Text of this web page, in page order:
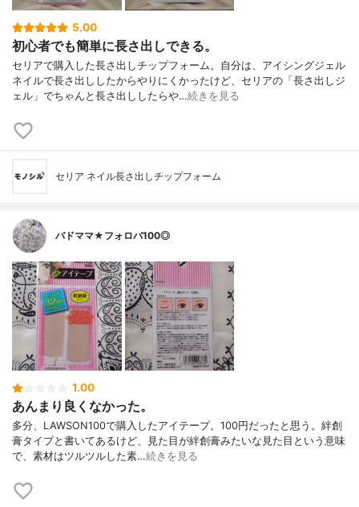
5.00
初心者でも簡単に長さ出しできる。
セリアで購入した長さ出しチップフォーム。自分は、アイシングジェル
ネイルで長さ出ししたからやりにくかったけど、セリアの「長さ出しジ
ェル」でちゃんと長さ出ししたらや…続きを見る
セリア ネイル長さ出しチップフォーム
バドママ★フォロバ100◎
1.00
あんまり良くなかった。
多分、LAWSON100で購入したアイテープ。100円だったと思う。絆創
膏タイプと書いてあるけど、見た目が絆創膏みたいな見た目という意味
で、素材はツルツルした素…続きを見る